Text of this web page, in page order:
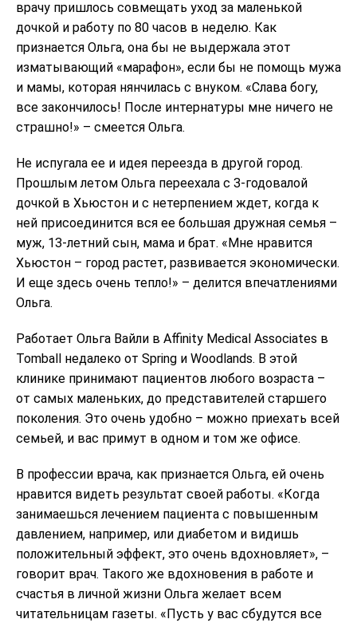
врачу пришлось совмещать уход за маленькой
дочкой и работу по 80 часов в неделю. Как
признается Ольга, она бы не выдержала этот
изматывающий «марафон», если бы не помощь мужа
и мамы, которая нянчилась с внуком. «Слава богу,
все закончилось! После интернатуры мне ничего не
страшно!» – смеется Ольга.
Не испугала ее и идея переезда в другой город.
Прошлым летом Ольга переехала с 3-годовалой
дочкой в Хьюстон и с нетерпением ждет, когда к
ней присоединится вся ее большая дружная семья –
муж, 13-летний сын, мама и брат. «Мне нравится
Хьюстон – город растет, развивается экономически.
И еще здесь очень тепло!» – делится впечатлениями
Ольга.
Работает Ольга Вайли в Affinity Medical Associates в
Tomball недалеко от Spring и Woodlands. В этой
клинике принимают пациентов любого возраста –
от самых маленьких, до представителей старшего
поколения. Это очень удобно – можно приехать всей
семьей, и вас примут в одном и том же офисе.
В профессии врача, как признается Ольга, ей очень
нравится видеть результат своей работы. «Когда
занимаешься лечением пациента с повышенным
давлением, например, или диабетом и видишь
положительный эффект, это очень вдохновляет», –
говорит врач. Такого же вдохновения в работе и
счастья в личной жизни Ольга желает всем
читательницам газеты. «Пусть у вас сбудутся все